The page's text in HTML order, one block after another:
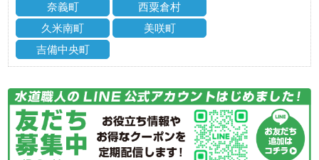
奈義町
西粟倉村
久米南町
美咲町
吉備中央町